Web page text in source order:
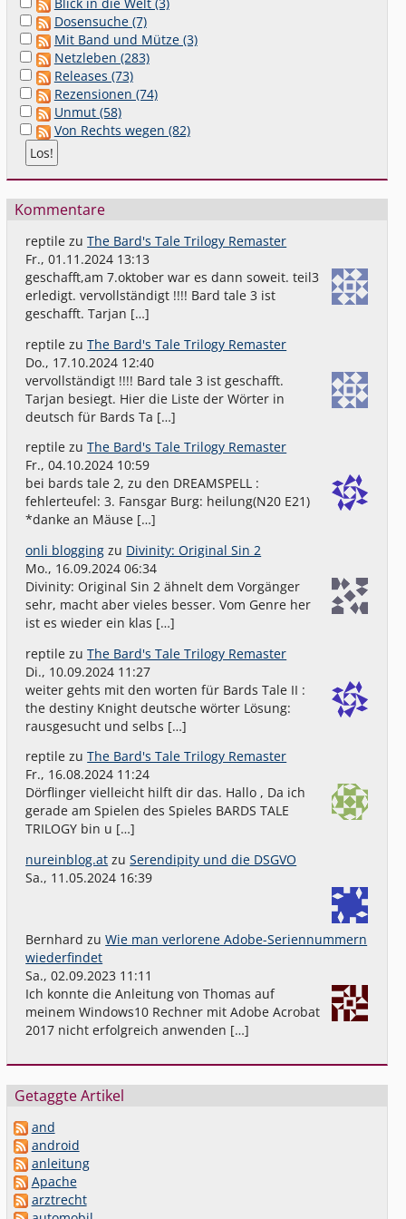
Dosensuche (7)
Mit Band und Mütze (3)
Netzleben (283)
Releases (73)
Rezensionen (74)
Unmut (58)
Von Rechts wegen (82)
Kommentare
reptile zuThe Bard's Tale Trilogy Remaster
Fr., 01.11.2024 13:13
geschafft,am 7.oktober war es dann soweit. teil3
erledigt. vervollständigt !!!! Bard tale 3 ist
geschafft. Tarjan […]
reptile zuThe Bard's Tale Trilogy Remaster
Do., 17.10.2024 12:40
vervollständigt !!!! Bard tale 3 ist geschafft.
Tarjan besiegt. Hier die Liste der Wörter in
deutsch für Bards Ta […]
reptile zuThe Bard's Tale Trilogy Remaster
Fr., 04.10.2024 10:59
bei bards tale 2, zu den DREAMSPELL :
fehlerteufel: 3. Fansgar Burg: heilung(N20 E21)
*danke an Mäuse […]
onli blogging zu Divinity: Original Sin 2
Mo., 16.09.2024 06:34
Divinity: Original Sin 2 ähnelt dem Vorgänger
sehr, macht aber vieles besser. Vom Genre her
ist es wieder ein klas […]
reptile zuThe Bard's Tale Trilogy Remaster
Di., 10.09.2024 11:27
weiter gehts mit den worten für Bards Tale II :
the destiny Knight deutsche wörter Lösung:
rausgesucht und selbs […]
reptile zuThe Bard's Tale Trilogy Remaster
Fr., 16.08.2024 11:24
Dörflinger vielleicht hilft dir das. Hallo , Da ich
gerade am Spielen des Spieles BARDS TALE
TRILOGY bin u […]
nureinblog.at zuSerendipity und die DSGVO
Sa., 11.05.2024 16:39
Bernhard zuWie man verlorene Adobe-Seriennummern
wiederfindet
Sa., 02.09.2023 11:11
Ich konnte die Anleitung von Thomas auf
meinem Windows10 Rechner mit Adobe Acrobat
2017 nicht erfolgreich anwenden […]
Getaggte Artikel
and
android
anleitung
Apache
arztrecht